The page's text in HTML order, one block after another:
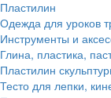
Пластилин
Одежда для уроков
Инструменты и
Глина, пластика,
Пластилин
Тесто для лепки,